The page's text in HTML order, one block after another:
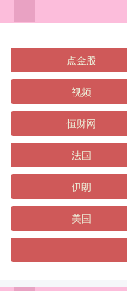
点金股
视频
恒财网
法国
伊朗
美国